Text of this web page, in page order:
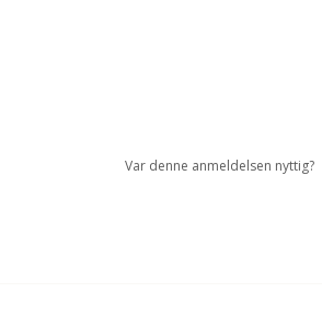
Var denne anmeldelsen nyttig?